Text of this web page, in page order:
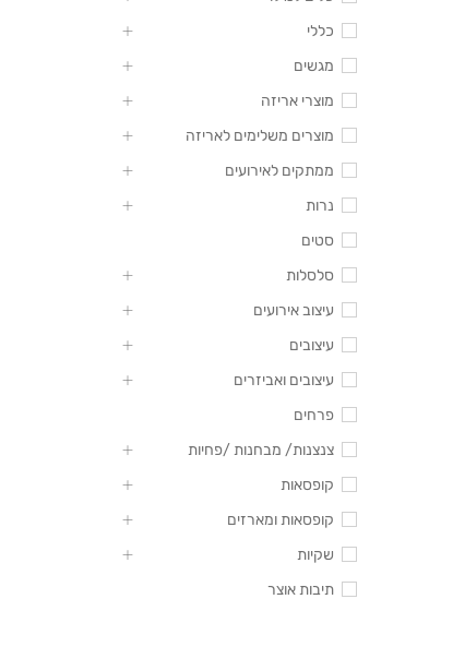
כללי
מגשים
מוצרי אריזה
מוצרים משלימים לאריזה
ממתקים לאירועים
נרות
סטים
סלסלות
עיצוב אירועים
עיצובים
עיצובים ואביזרים
פרחים
צנצנות/ מבחנות /פחיות
קופסאות
קופסאות ומארזים
שקיות
תיבות אוצר